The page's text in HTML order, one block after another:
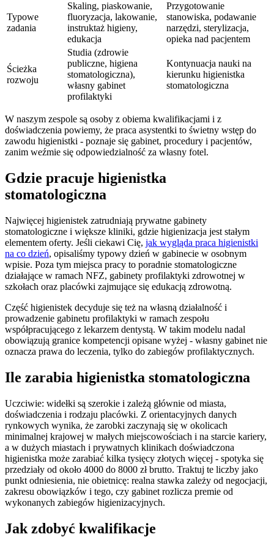
Typowe
zadania
Skaling, piaskowanie,
fluoryzacja, lakowanie,
instruktaż higieny,
edukacja
Przygotowanie
stanowiska, podawanie
narzędzi, sterylizacja,
opieka nad pacjentem
Ścieżka
rozwoju
Studia (zdrowie
publiczne, higiena
stomatologiczna),
własny gabinet
profilaktyki
Kontynuacja nauki na
kierunku higienistka
stomatologiczna
W naszym zespole są osoby z obiema kwalifikacjami i z
doświadczenia powiemy, że praca asystentki to świetny wstęp do
zawodu higienistki - poznaje się gabinet, procedury i pacjentów,
zanim weźmie się odpowiedzialność za własny fotel.
Gdzie pracuje higienistka
stomatologiczna
Najwięcej higienistek zatrudniają prywatne gabinety
stomatologiczne i większe kliniki, gdzie higienizacja jest stałym
elementem oferty. Jeśli ciekawi Cię, jak wygląda praca higienistki
na co dzień, opisaliśmy typowy dzień w gabinecie w osobnym
wpisie. Poza tym miejsca pracy to poradnie stomatologiczne
działające w ramach NFZ, gabinety profilaktyki zdrowotnej w
szkołach oraz placówki zajmujące się edukacją zdrowotną.
Część higienistek decyduje się też na własną działalność i
prowadzenie gabinetu profilaktyki w ramach zespołu
współpracującego z lekarzem dentystą. W takim modelu nadal
obowiązują granice kompetencji opisane wyżej - własny gabinet nie
oznacza prawa do leczenia, tylko do zabiegów profilaktycznych.
Ile zarabia higienistka stomatologiczna
Uczciwie: widełki są szerokie i zależą głównie od miasta,
doświadczenia i rodzaju placówki. Z orientacyjnych danych
rynkowych wynika, że zarobki zaczynają się w okolicach
minimalnej krajowej w małych miejscowościach i na starcie kariery,
a w dużych miastach i prywatnych klinikach doświadczona
higienistka może zarabiać kilka tysięcy złotych więcej - spotyka się
przedziały od około 4000 do 8000 zł brutto. Traktuj te liczby jako
punkt odniesienia, nie obietnicę: realna stawka zależy od negocjacji,
zakresu obowiązków i tego, czy gabinet rozlicza premie od
wykonanych zabiegów higienizacyjnych.
Jak zdobyć kwalifikacje